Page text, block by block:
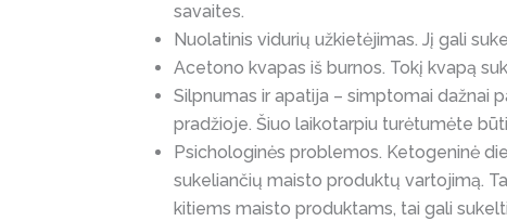
savaites.
Nuolatinis vidurių užkietėjimas. Jį gali
Acetono kvapas iš burnos. Tokį kvapą
Silpnumas ir apatija – simptomai dažnai
pradžioje. Šiuo laikotarpiu turėtumėte
Psichologinės problemos. Ketogeninė
sukeliančių maisto produktų vartojimą.
kitiems maisto produktams, tai gali